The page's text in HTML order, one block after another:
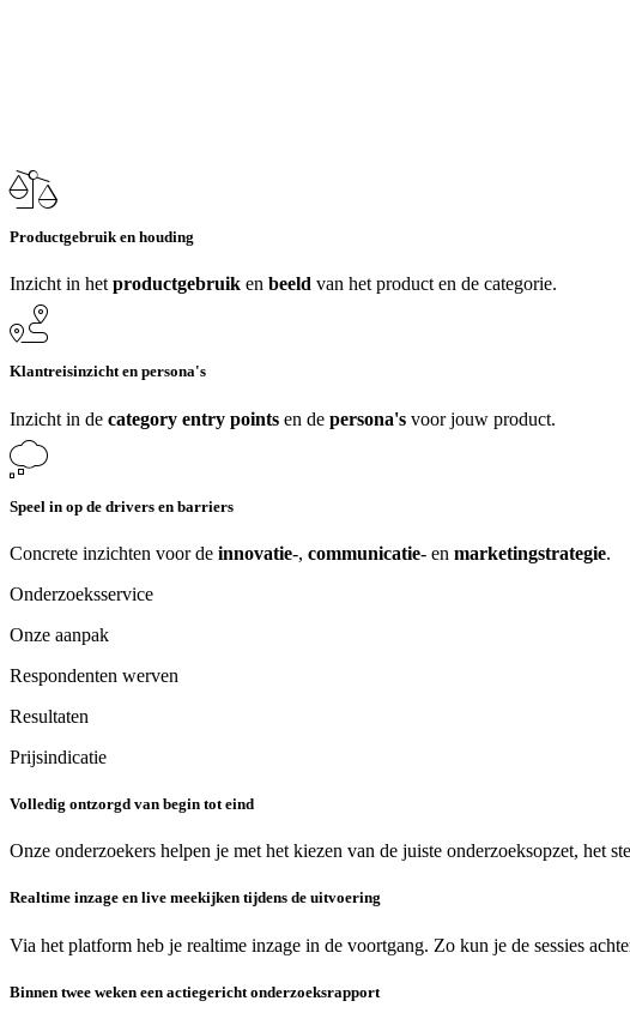
Productgebruik en houding
Inzicht in het productgebruik en beeld van het product en de categorie.
Klantreisinzicht en persona's
Inzicht in de category entry points en de persona's voor jouw product.
Speel in op de drivers en barriers
Concrete inzichten voor de innovatie-, communicatie- en marketingstrategie.
Onderzoeksservice
Onze aanpak
Respondenten werven
Resultaten
Prijsindicatie
Volledig ontzorgd van begin tot eind
Onze onderzoekers helpen je met het kiezen van de juiste onderzoeksopzet, het
Realtime inzage en live meekijken tijdens de uitvoering
Via het platform heb je realtime inzage in de voortgang. Zo kun je de sessies
Binnen twee weken een actiegericht onderzoeksrapport